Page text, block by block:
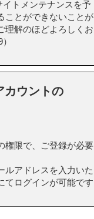
トメンテナンスを予
ことができないことが
理解のほどよろしくお
カウントの
権限で、ご登録が必要
ルアドレスを入力いた
てログインが可能です